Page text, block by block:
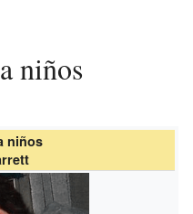
niños
niños